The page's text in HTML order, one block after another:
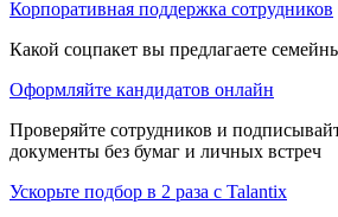
Корпоративная поддержка сотрудников
Какой соцпакет вы предлагаете
Оформляйте кандидатов онлайн
Проверяйте сотрудников и
документы без бумаг и личных встреч
Ускорьте подбор в 2 раза с Talantix